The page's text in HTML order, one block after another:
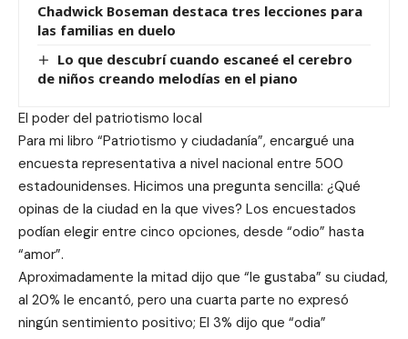
Chadwick Boseman destaca tres lecciones para
las familias en duelo
Lo que descubrí cuando escaneé el cerebro
de niños creando melodías en el piano
El poder del patriotismo local
Para mi libro “Patriotismo y ciudadanía”, encargué una
encuesta representativa a nivel nacional entre 500
estadounidenses. Hicimos una pregunta sencilla: ¿Qué
opinas de la ciudad en la que vives? Los encuestados
podían elegir entre cinco opciones, desde “odio” hasta
“amor”.
Aproximadamente la mitad dijo que “le gustaba” su ciudad,
al 20% le encantó, pero una cuarta parte no expresó
ningún sentimiento positivo; El 3% dijo que “odia”